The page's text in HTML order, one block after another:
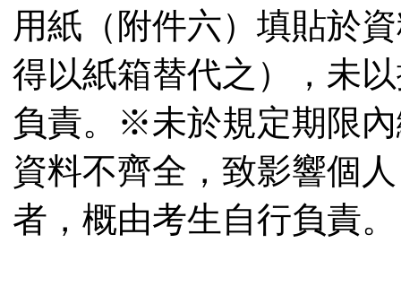
用紙（附件六）填貼於
得以紙箱替代之），未
負責。※未於規定期限
資料不齊全，致影響個
者，概由考生自行負責。